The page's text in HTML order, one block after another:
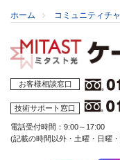
ホーム コミュニティチ
お客様相談窓口
技術サポート窓口
電話受付時間：9:00～17:00
(記載の時間以外・土曜・日曜